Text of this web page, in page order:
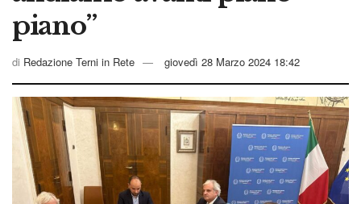
piano”
di Redazione Terni in Rete giovedì 28 Marzo 2024 18:42